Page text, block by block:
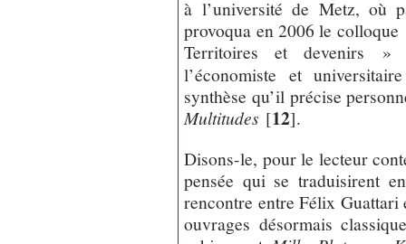
à l’université de Metz, où
provoqua en 2006 le
Territoires et devenirs »
l’économiste et
synthèse qu’il précise
Multitudes [12].
Disons-le, pour le lecteur
pensée qui se traduisirent
rencontre entre Félix
ouvrages désormais